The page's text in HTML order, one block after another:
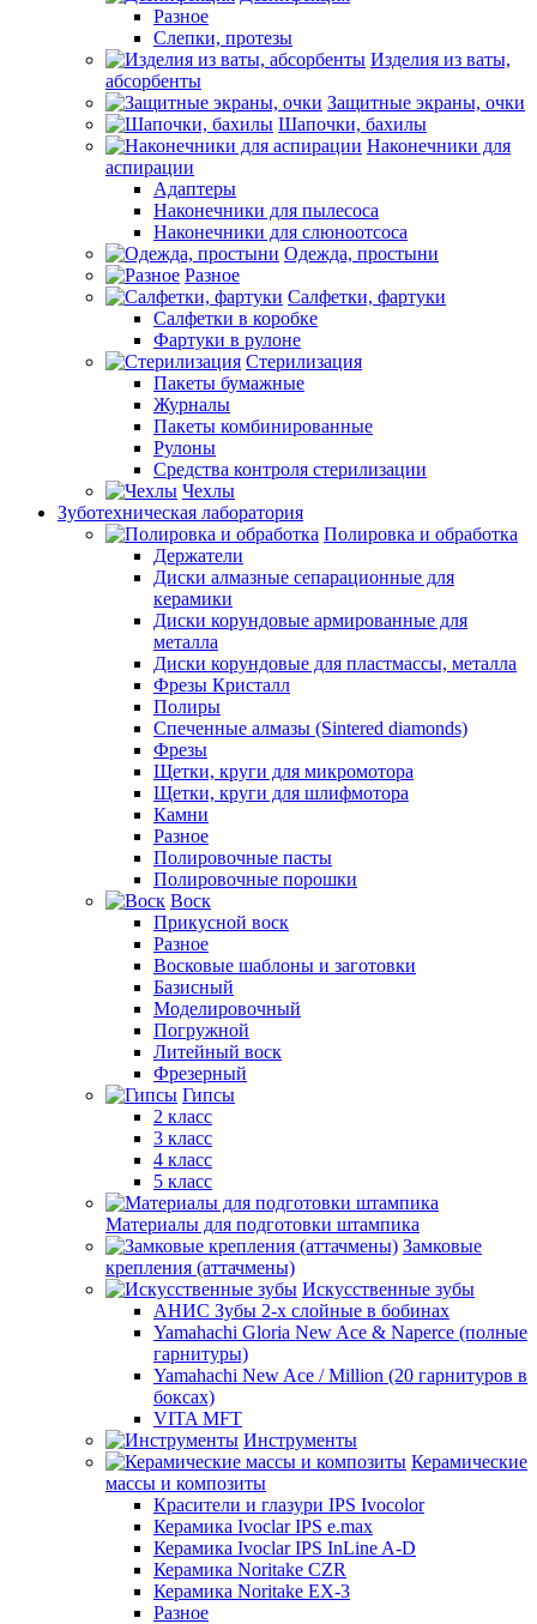
Разное
Слепки, протезы
Изделия из ваты,
абсорбенты
Защитные экраны, очки
Шапочки, бахилы
Наконечники для
аспирации
Адаптеры
Наконечники для пылесоса
Наконечники для слюноотсоса
Одежда, простыни
Разное
Салфетки, фартуки
Салфетки в коробке
Фартуки в рулоне
Стерилизация
Пакеты бумажные
Журналы
Пакеты комбинированные
Рулоны
Средства контроля стерилизации
Чехлы
Зуботехническая лаборатория
Полировка и обработка
Держатели
Диски алмазные сепарационные для
керамики
Диски корундовые армированные для
металла
Диски корундовые для пластмассы, металла
Фрезы Кристалл
Полиры
Спеченные алмазы (Sintered diamonds)
Фрезы
Щетки, круги для микромотора
Щетки, круги для шлифмотора
Камни
Разное
Полировочные пасты
Полировочные порошки
Воск
Прикусной воск
Разное
Восковые шаблоны и заготовки
Базисный
Моделировочный
Погружной
Литейный воск
Фрезерный
Гипсы
2 класс
3 класс
4 класс
5 класс
Материалы для подготовки штампика
Замковые
крепления (аттачмены)
Искусственные зубы
АНИС Зубы 2-х слойные в бобинах
Yamahachi Gloria New Ace & Naperce (полные
гарнитуры)
Yamahachi New Ace / Million (20 гарнитуров в
боксах)
VITA MFT
Инструменты
Керамические
массы и композиты
Красители и глазури IPS Ivocolor
Керамика Ivoclar IPS e.max
Керамика Ivoclar IPS InLine A-D
Керамика Noritake CZR
Керамика Noritake EX-3
Разное